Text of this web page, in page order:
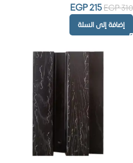
EGP310
EGP215
إضافة إلى السلة